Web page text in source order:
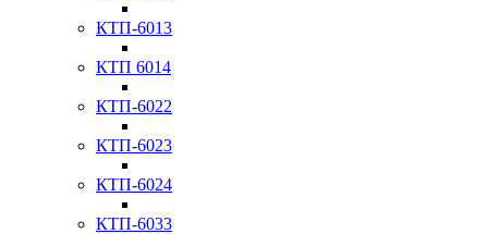
КТП-6013
КТП 6014
КТП-6022
КТП-6023
КТП-6024
КТП-6033